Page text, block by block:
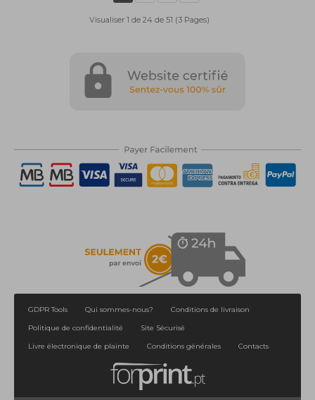
Visualiser 1 de 24 de 51 (3 Pages)
GDPR Tools Qui sommes-nous?
Conditions de livraison
Politique de confidentialité
Site Sécurisé
Livre électronique de plainte
Conditions générales Contacts